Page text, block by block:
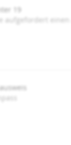
19
aufgefordert einen